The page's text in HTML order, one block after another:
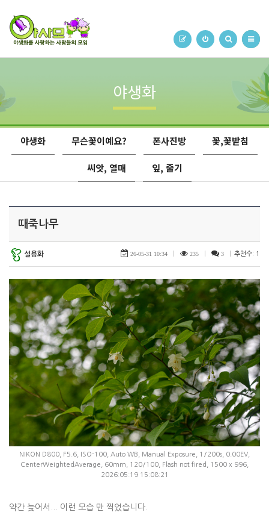
야생화
야생화 무슨꽃이예요? 폰사진방 꽃,꽃받침
씨앗, 열매 잎, 줄기
때죽나무
설용화 26-05-31 10:34 235 3 추천수: 1
NIKON D800, F5.6, ISO-100, Auto WB, Manual Exposure, 1/200s, 0.00EV,
CenterWeightedAverage, 60mm, 120/100, Flash not fired, 1500 x 996,
2026:05:19 15:08:21
약간 늦어서... 이런 모습 만 찍었습니다.